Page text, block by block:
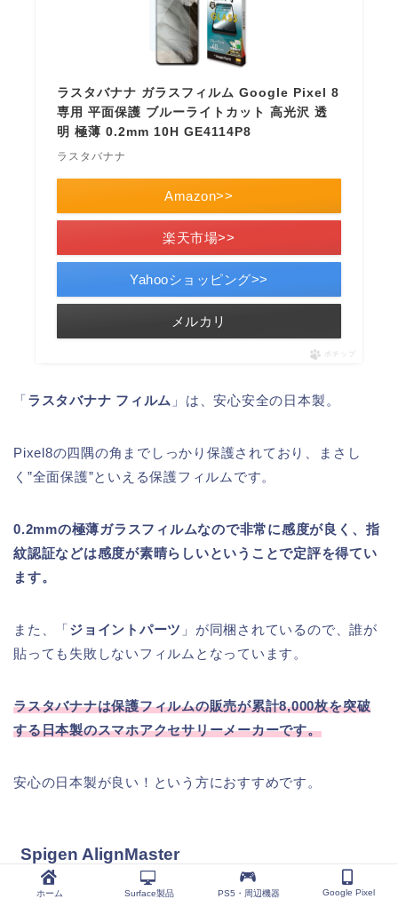
ラスタバナナ ガラスフィルム Google Pixel 8
専用 平面保護 ブルーライトカット 高光沢 透
明 極薄 0.2mm 10H GE4114P8
ラスタバナナ
Amazon>>
楽天市場>>
Yahooショッピング>>
メルカリ
ポチップ
「ラスタバナナ フィルム 」は、安心安全の日本製。
Pixel8の四隅の角までしっかり保護されており、まさし
く”全面保護”といえる保護フィルムです。
0.2mmの極薄ガラスフィルムなので非常に感度が良く、指
紋認証などは感度が素晴らしいということで定評を得てい
ます。
また、「ジョイントパーツ 」が同梱されているので、誰が
貼っても失敗しないフィルムとなっています。
ラスタバナナは保護フィルムの販売が累計8,000枚を突破
する日本製のスマホアクセサリーメーカーです。
安心の日本製が良い！という方におすすめです。
Spigen AlignMaster
ホーム Surface製品 PS5・周辺機器 Google Pixel